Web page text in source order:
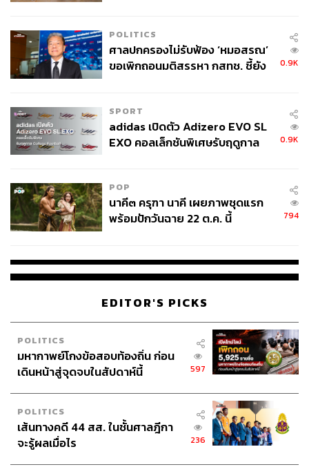
POLITICS
ศาลปกครองไม่รับฟ้อง ‘หมอสรณ’
ขอเพิกถอนมติสรรหา กสทช. ชี้ยัง
0.9K
SPORT
adidas เปิดตัว Adizero EVO SL
EXO คอลเล็กชันพิเศษรับฤดูกาล
0.9K
POP
นาคี๓ ครุฑา นาคี เผยภาพชุดแรก
พร้อมปักวันฉาย 22 ต.ค. นี้
794
EDITOR'S PICKS
POLITICS
มหากาพย์โกงข้อสอบท้องถิ่น ก่อน
เดินหน้าสู่จุดจบในสัปดาห์นี้
597
POLITICS
เส้นทางคดี 44 สส. ในชั้นศาลฎีกา
จะรู้ผลเมื่อไร
236